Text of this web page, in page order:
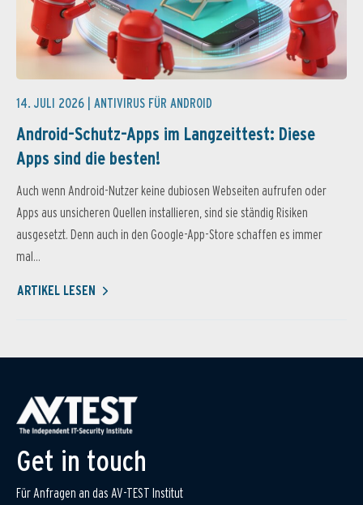
14. JULI 2026 | ANTIVIRUS FÜR ANDROID
Android-Schutz-Apps im Langzeittest: Diese
Apps sind die besten!
Auch wenn Android-Nutzer keine dubiosen Webseiten aufrufen oder
Apps aus unsicheren Quellen installieren, sind sie ständig Risiken
ausgesetzt. Denn auch in den Google-App-Store schaffen es immer
mal...
ARTIKEL LESEN
Get in touch
Für Anfragen an das AV-TEST Institut